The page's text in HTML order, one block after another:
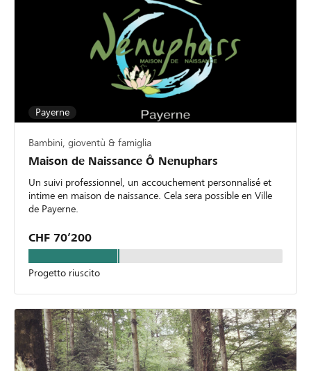
Payerne
Bambini, gioventù & famiglia
Maison de Naissance Ô Nenuphars
Un suivi professionnel, un accouchement personnalisé et
intime en maison de naissance. Cela sera possible en Ville
de Payerne.
CHF 70’200
Progetto riuscito